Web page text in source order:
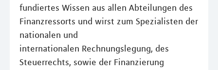
fundiertes Wissen aus allen Abteilungen des
Finanzressorts und wirst zum Spezialisten der
nationalen und
internationalen Rechnungslegung, des
Steuerrechts, sowie der Finanzierung